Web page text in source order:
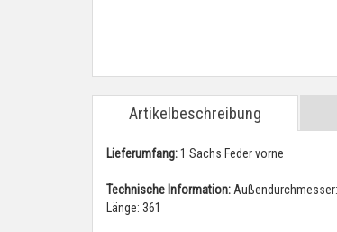
Artikelbeschreibung
Lieferumfang:1 Sachs Feder vorne
Technische Information:
Länge: 361